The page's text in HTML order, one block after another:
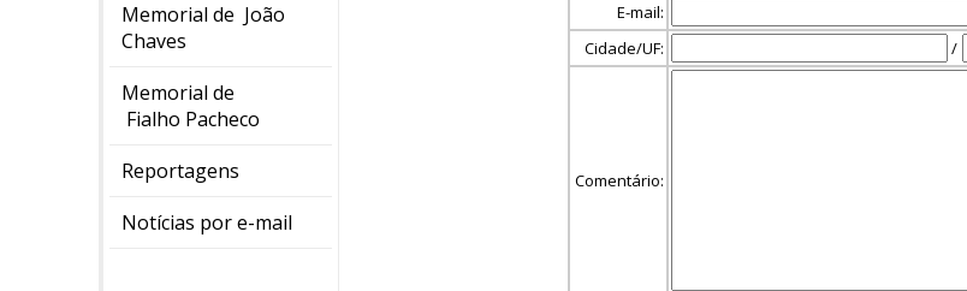
Memorial de João
Chaves
Memorial de
Fialho Pacheco
Reportagens
Notícias por e-mail
E-mail:
Cidade/UF:
/
Comentário: